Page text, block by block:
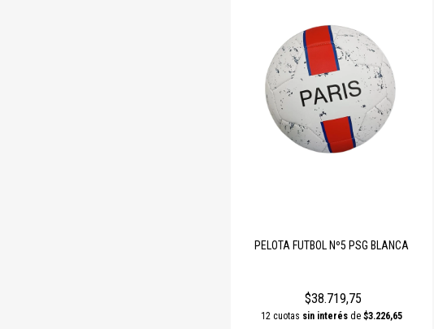
PELOTA FUTBOL Nº5 PSG BLANCA
$38.719,75
12 cuotas sin interésde $3.226,65